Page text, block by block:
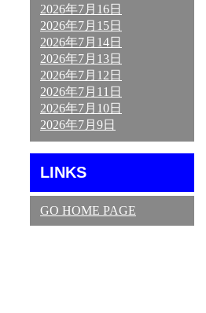
2026年7月16日
2026年7月15日
2026年7月14日
2026年7月13日
2026年7月12日
2026年7月11日
2026年7月10日
2026年7月9日
LINKS
GO HOME PAGE